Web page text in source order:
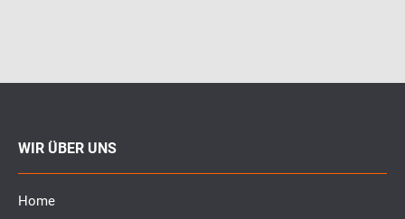
WIR ÜBER UNS
Home